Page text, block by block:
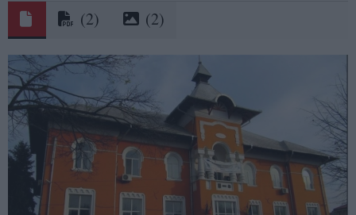
(2) (2)